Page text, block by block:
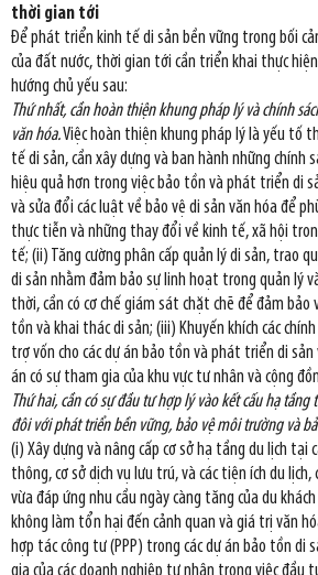
thời gian tới
Để phát triển kinh tế di sản bền vững trong bối
của đất nước, thời gian tới cần triển khai thực
hướng chủ yếu sau:
Thứ nhất, cần hoàn thiện khung pháp lý và chính
văn hóa.Việc hoàn thiện khung pháp lý là yếu tố
tế di sản, cần xây dựng và ban hành những chính
hiệu quả hơn trong việc bảo tồn và phát triển di
và sửa đổi các luật về bảo vệ di sản văn hóa để
thực tiễn và những thay đổi về kinh tế, xã hội
tế; (ii) Tăng cường phân cấp quản lý di sản, trao
di sản nhằm đảm bảo sự linh hoạt trong quản lý
thời, cần có cơ chế giám sát chặt chẽ để đảm bảo
tồn và khai thác di sản; (iii) Khuyến khích các
trợ vốn cho các dự án bảo tồn và phát triển di sản
án có sự tham gia của khu vực tư nhân và cộng
Thứ hai, cần có sự đầu tư hợp lý vào kết cấu hạ tầng
đôi với phát triển bền vững, bảo vệ môi trường và
(i) Xây dựng và nâng cấp cơ sở hạ tầng du lịch tại
thông, cơ sở dịch vụ lưu trú, và các tiện ích du
vừa đáp ứng nhu cầu ngày càng tăng của du
không làm tổn hại đến cảnh quan và giá trị văn
hợp tác công tư (PPP) trong các dự án bảo tồn di
gia của các doanh nghiệp tư nhân trong việc đầu